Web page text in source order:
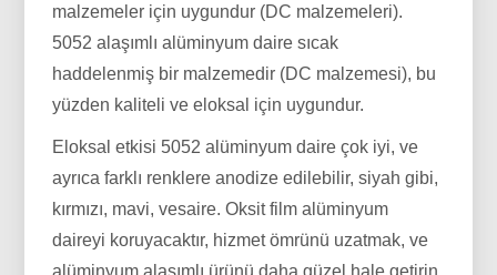
malzemeler için uygundur (DC malzemeleri).
5052 alaşımlı alüminyum daire sıcak
haddelenmiş bir malzemedir (DC malzemesi), bu
yüzden kaliteli ve eloksal için uygundur.
Eloksal etkisi 5052 alüminyum daire çok iyi, ve
ayrıca farklı renklere anodize edilebilir, siyah gibi,
kırmızı, mavi, vesaire. Oksit film alüminyum
daireyi koruyacaktır, hizmet ömrünü uzatmak, ve
alüminyum alaşımlı ürünü daha güzel hale getirin.